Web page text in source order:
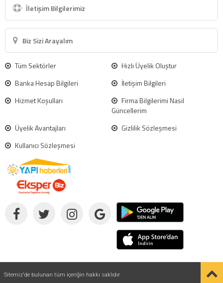
İletişim Bilgilerimiz
Biz Sizi Arayalım
Tüm Sektörler
Hızlı Üyelik Oluştur
Banka Hesap Bilgileri
İletişim Bilgileri
Hizmet Koşulları
Firma Bilgilerimi Nasıl
Güncellerim
Üyelik Avantajları
Gizlilik Sözleşmesi
Kullanıcı Sözleşmesi
Sitemiz'de bulunan tüm içeriğin hakkı saklıdır